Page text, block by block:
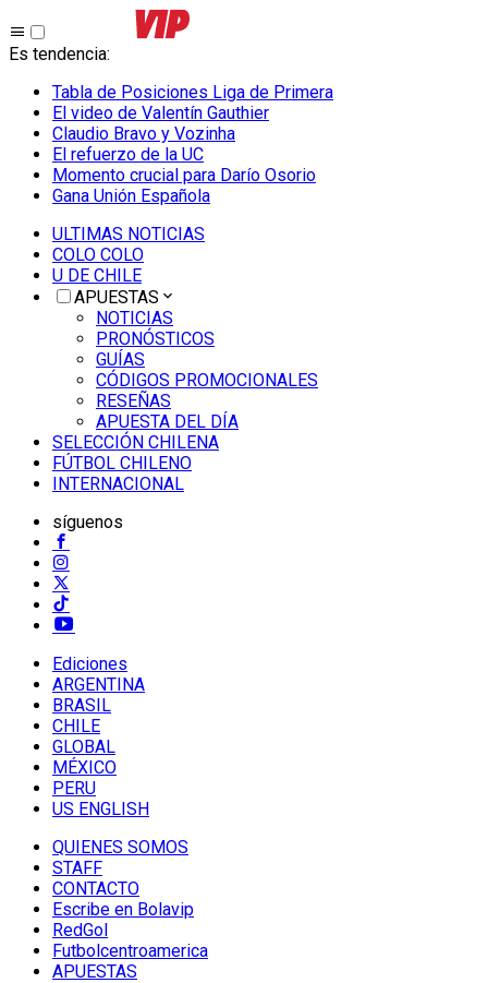
Es tendencia:
Tabla de Posiciones Liga de Primera
El video de Valentín Gauthier
Claudio Bravo y Vozinha
El refuerzo de la UC
Momento crucial para Darío Osorio
Gana Unión Española
ULTIMAS NOTICIAS
COLO COLO
U DE CHILE
APUESTAS
NOTICIAS
PRONÓSTICOS
GUÍAS
CÓDIGOS PROMOCIONALES
RESEÑAS
APUESTA DEL DÍA
SELECCIÓN CHILENA
FÚTBOL CHILENO
INTERNACIONAL
síguenos
Ediciones
ARGENTINA
BRASIL
CHILE
GLOBAL
MÉXICO
PERU
US ENGLISH
QUIENES SOMOS
STAFF
CONTACTO
Escribe en Bolavip
RedGol
Futbolcentroamerica
APUESTAS